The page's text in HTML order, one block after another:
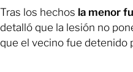
Tras los hechos la menor
detalló que la lesión no
que el vecino fue detenido